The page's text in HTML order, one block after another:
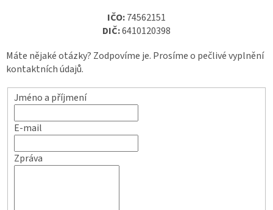
IČO:74562151
DIČ:6410120398
Máte nějaké otázky? Zodpovíme je. Prosíme o pečlivé vyplnění
kontaktních údajů.
Jméno a příjmení
E-mail
Zpráva